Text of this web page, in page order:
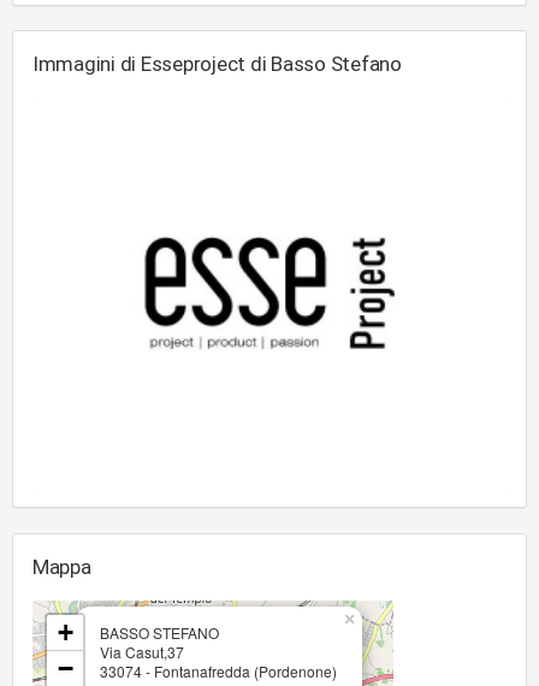
Immagini di Esseproject di Basso Stefano
Mappa
BASSO STEFANO
Via Casut,37
33074 - Fontanafredda (Pordenone)
×
+
−